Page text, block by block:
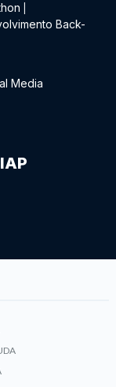
Back-
Media